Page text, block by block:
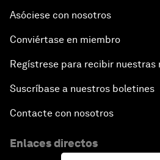
Asóciese con nosotros
Conviértase en miembro
Regístrese para recibir nuestras
Suscríbase a nuestros boletines
Contacte con nosotros
Enlaces directos